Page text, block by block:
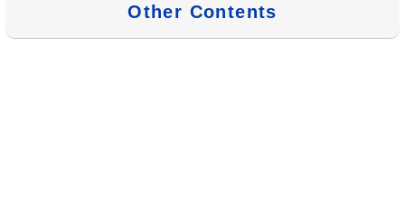
Other Contents